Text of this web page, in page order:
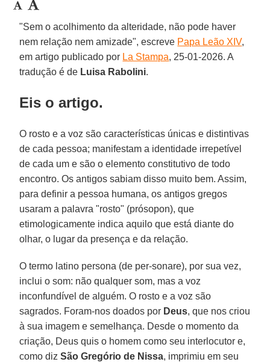
"Sem o acolhimento da alteridade, não pode haver
nem relação nem amizade", escreve Papa Leão XIV,
em artigo publicado por La Stampa, 25-01-2026. A
tradução é de Luisa Rabolini.
Eis o artigo.
O rosto e a voz são características únicas e distintivas
de cada pessoa; manifestam a identidade irrepetível
de cada um e são o elemento constitutivo de todo
encontro. Os antigos sabiam disso muito bem. Assim,
para definir a pessoa humana, os antigos gregos
usaram a palavra "rosto" (prósopon), que
etimologicamente indica aquilo que está diante do
olhar, o lugar da presença e da relação.
O termo latino persona (de per-sonare), por sua vez,
inclui o som: não qualquer som, mas a voz
inconfundível de alguém. O rosto e a voz são
sagrados. Foram-nos doados por Deus, que nos criou
à sua imagem e semelhança. Desde o momento da
criação, Deus quis o homem como seu interlocutor e,
como dizSão Gregório de Nissa, imprimiu em seu